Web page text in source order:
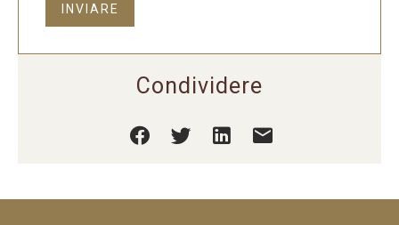
INVIARE
Condividere